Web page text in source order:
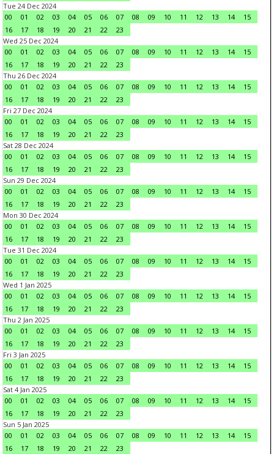
Tue 24 Dec 2024
00
01 02 03 04 05 06 07 08 09 10 11 12 13 14
15
16
17 18 19 20 21 22
23
Wed 25 Dec 2024
00
01 02 03 04 05 06 07 08 09 10 11 12 13 14
15
16
17 18 19 20 21 22
23
Thu 26 Dec 2024
00
01 02 03 04 05 06 07 08 09 10 11 12 13 14
15
16
17 18 19 20 21 22
23
Fri 27 Dec 2024
00
01 02 03 04 05 06 07 08 09 10 11 12 13 14
15
16
17 18 19 20 21 22
23
Sat 28 Dec 2024
00
01 02 03 04 05 06 07 08 09 10 11 12 13 14
15
16
17 18 19 20 21 22
23
Sun 29 Dec 2024
00
01 02 03 04 05 06 07 08 09 10 11 12 13 14
15
16
17 18 19 20 21 22
23
Mon 30 Dec 2024
00
01 02 03 04 05 06 07 08 09 10 11 12 13 14
15
16
17 18 19 20 21 22
23
Tue 31 Dec 2024
00
01 02 03 04 05 06 07 08 09 10 11 12 13 14
15
16
17 18 19 20 21 22
23
Wed 1 Jan 2025
00
01 02 03 04 05 06 07 08 09 10 11 12 13 14
15
16
17 18 19 20 21 22
23
Thu 2 Jan 2025
00
01 02 03 04 05 06 07 08 09 10 11 12 13 14
15
16
17 18 19 20 21 22
23
Fri 3 Jan 2025
00
01 02 03 04 05 06 07 08 09 10 11 12 13 14
15
16
17 18 19 20 21 22
23
Sat 4 Jan 2025
00
01 02 03 04 05 06 07 08 09 10 11 12 13 14
15
16
17 18 19 20 21 22
23
Sun 5 Jan 2025
00
01 02 03 04 05 06 07 08 09 10 11 12 13 14
15
16
17 18 19 20 21 22
23